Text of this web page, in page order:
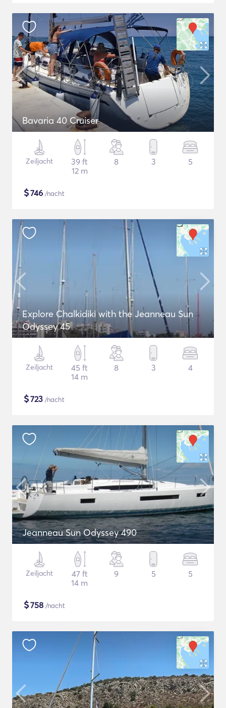
Bavaria 40 Cruiser
Zeiljacht
39 ft
12 m
8 3 5
$746 /nacht
Explore Chalkidiki with the Jeanneau Sun
Odyssey 45
Zeiljacht
45 ft
14 m
8 3 4
$723 /nacht
Jeanneau Sun Odyssey 490
Zeiljacht
47 ft
14 m
9 5 5
$758 /nacht